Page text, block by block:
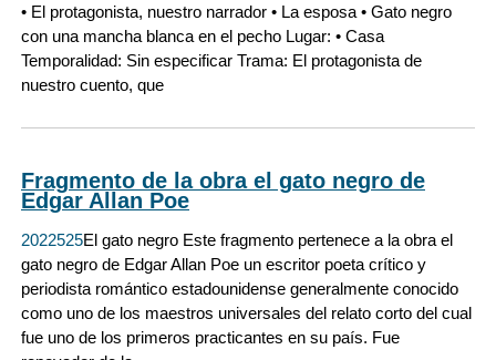
• El protagonista, nuestro narrador • La esposa • Gato negro
con una mancha blanca en el pecho Lugar: • Casa
Temporalidad: Sin especificar Trama: El protagonista de
nuestro cuento, que
Fragmento de la obra el gato negro de
Edgar Allan Poe
2022525El gato negro Este fragmento pertenece a la obra el
gato negro de Edgar Allan Poe un escritor poeta crítico y
periodista romántico estadounidense generalmente conocido
como uno de los maestros universales del relato corto del cual
fue uno de los primeros practicantes en su país. Fue